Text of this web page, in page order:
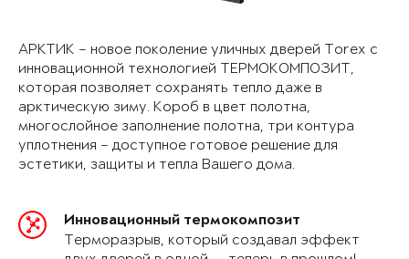
АРКТИК – новое поколение уличных дверей Torex с
инновационной технологией ТЕРМОКОМПОЗИТ,
которая позволяет сохранять тепло даже в
арктическую зиму. Короб в цвет полотна,
многослойное заполнение полотна, три контура
уплотнения – доступное готовое решение для
эстетики, защиты и тепла Вашего дома.
Инновационный термокомпозит
Терморазрыв, который создавал эффект